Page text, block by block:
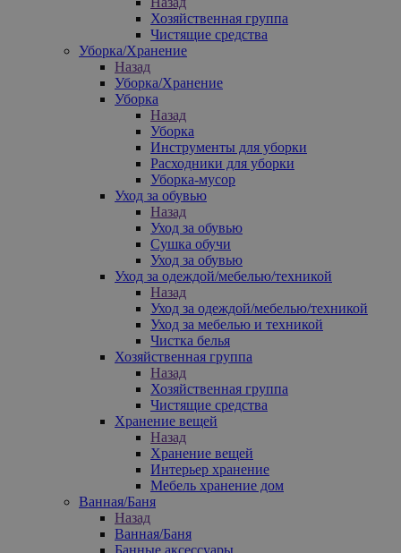
Хозяйственная группа
Чистящие средства
Уборка/Хранение
Назад
Уборка/Хранение
Уборка
Назад
Уборка
Инструменты для уборки
Расходники для уборки
Уборка-мусор
Уход за обувью
Назад
Уход за обувью
Сушка обучи
Уход за обувью
Уход за одеждой/мебелью/техникой
Назад
Уход за одеждой/мебелью/техникой
Уход за мебелью и техникой
Чистка белья
Хозяйственная группа
Назад
Хозяйственная группа
Чистящие средства
Хранение вещей
Назад
Хранение вещей
Интерьер хранение
Мебель хранение дом
Ванная/Баня
Назад
Ванная/Баня
Банные аксессуары